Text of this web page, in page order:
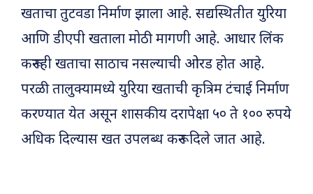
खताचा तुटवडा निर्माण झाला आहे. सद्यस्थितीत युरिया
आणि डीएपी खताला मोठी मागणी आहे. आधार लिंक
करूनही खताचा साठाच नसल्याची ओरड होत आहे.
परळी तालुक्यामध्ये युरिया खताची कृत्रिम टंचाई निर्माण
करण्यात येत असून शासकीय दरापेक्षा ५० ते १०० रुपये
अधिक दिल्यास खत उपलब्ध करून दिले जात आहे.